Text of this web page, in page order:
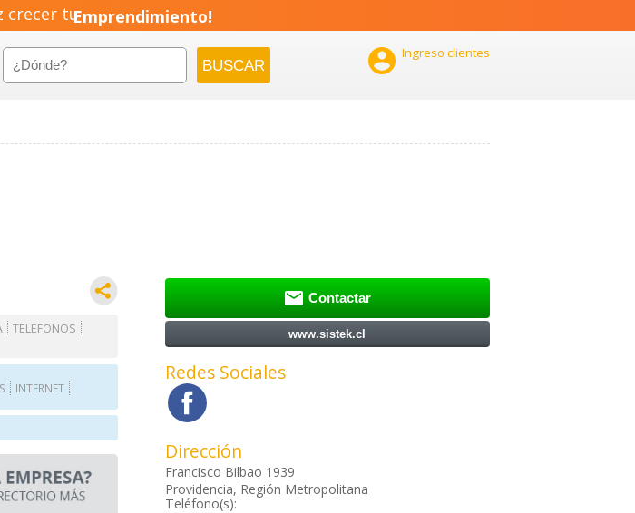
crecer tuEmprendimiento!
 Ingreso clientes
TELEFONOS
INTERNET
 Contactar
www.sistek.cl
Redes Sociales
Dirección
Francisco Bilbao 1939
Providencia, Región Metropolitana
Teléfono(s):